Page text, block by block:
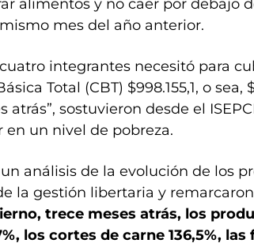
alimentos y no caer por debajo
mes del año anterior.
integrantes necesitó para
Total (CBT) $998.155,1, o sea,
atrás”, sostuvieron desde el
un nivel de pobreza.
análisis de la evolución de los
la gestión libertaria y
trece meses atrás, los
los cortes de carne 136,5%, las